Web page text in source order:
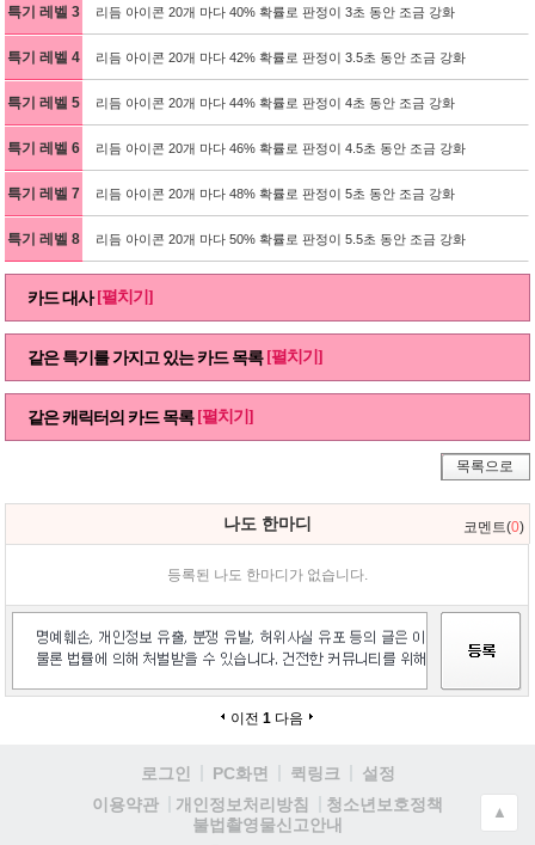
특기 레벨 3 리듬 아이콘 20개 마다 40% 확률로 판정이 3초 동안 조금 강화
특기 레벨 4 리듬 아이콘 20개 마다 42% 확률로 판정이 3.5초 동안 조금 강화
특기 레벨 5 리듬 아이콘 20개 마다 44% 확률로 판정이 4초 동안 조금 강화
특기 레벨 6 리듬 아이콘 20개 마다 46% 확률로 판정이 4.5초 동안 조금 강화
특기 레벨 7 리듬 아이콘 20개 마다 48% 확률로 판정이 5초 동안 조금 강화
특기 레벨 8 리듬 아이콘 20개 마다 50% 확률로 판정이 5.5초 동안 조금 강화
카드 대사 [펼치기]
같은 특기를 가지고 있는 카드 목록 [펼치기]
같은 캐릭터의 카드 목록 [펼치기]
목록으로
나도 한마디 코멘트(0)
등록된 나도 한마디가 없습니다.
이전 1 다음
로그인 PC화면 퀵링크
설정
이용약관
개인정보처리방침
청소년보호정책
불법촬영물신고안내
▲